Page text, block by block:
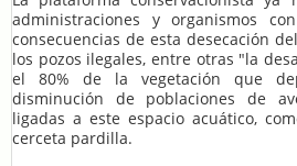
administraciones y organismos
consecuencias de esta desecación
los pozos ilegales, entre otras "la
el 80% de la vegetación que
disminución de poblaciones de
ligadas a este espacio acuático,
cerceta pardilla.